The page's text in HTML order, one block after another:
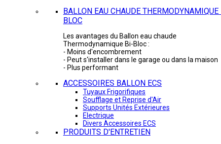
BALLON EAU CHAUDE
BLOC
Les avantages du Ballon eau chaude
Thermodynamique Bi-Bloc :
- Moins d'encombrement
- Peut s'installer dans le garage ou dans la maison
- Plus performant
ACCESSOIRES BALLON ECS
Tuyaux Frigorifiques
Soufflage et Reprise d'Air
Supports Unités Extérieures
Electrique
Divers Accessoires ECS
PRODUITS D'ENTRETIEN